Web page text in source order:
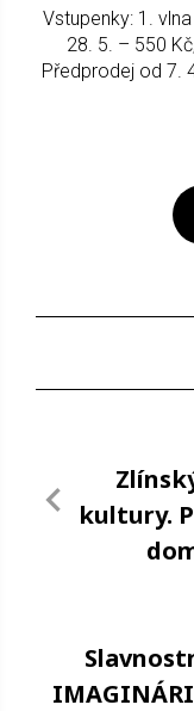
Vstupenky: 1.
28. 5. – 550
Předprodej od 7.
kultury.